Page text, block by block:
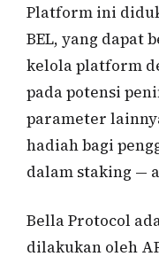
Platform ini
BEL, yang dapat
kelola platform
pada potensi
parameter
hadiah bagi
dalam staking —
Bella Protocol
dilakukan oleh